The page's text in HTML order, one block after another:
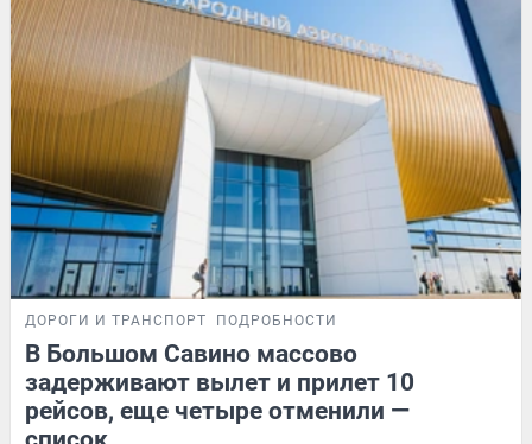
ДОРОГИ И ТРАНСПОРТ ПОДРОБНОСТИ
В Большом Савино массово
задерживают вылет и прилет 10
рейсов, еще четыре отменили —